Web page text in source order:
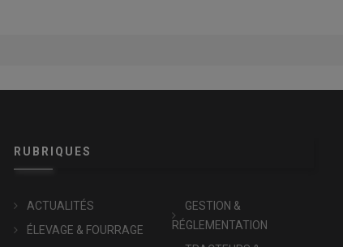
RUBRIQUES
ACTUALITÉS
ÉLEVAGE & FOURRAGE
GESTION &
RÉGLEMENTATION